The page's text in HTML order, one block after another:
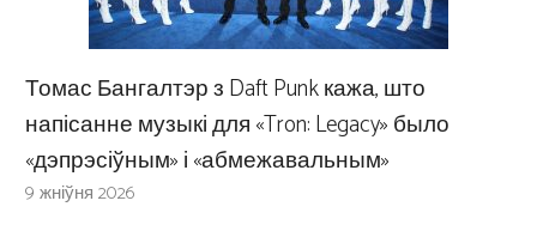
Томас Бангалтэр з Daft Punk кажа, што
напісанне музыкі для «Tron: Legacy» было
«дэпрэсіўным» і «абмежавальным»
9 жніўня 2026